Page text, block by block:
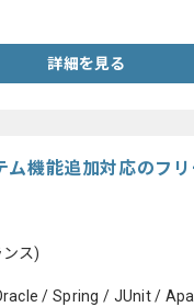
詳細を見る
ム機能追加対応のフ
ス)
/ Spring / JUnit /